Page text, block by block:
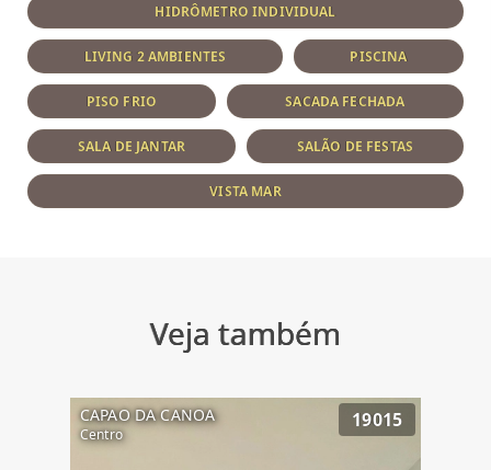
HIDRÔMETRO INDIVIDUAL
LIVING 2 AMBIENTES PISCINA
PISO FRIO SACADA FECHADA
SALA DE JANTAR SALÃO DE FESTAS
VISTA MAR
Veja também
CAPAO DA CANOA
Centro
19015